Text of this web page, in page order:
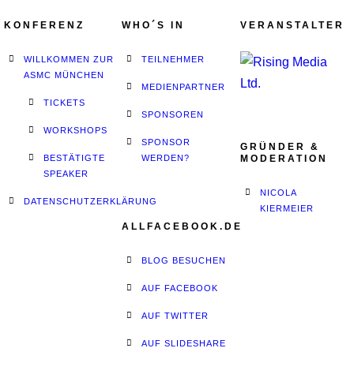
KONFERENZ
WILLKOMMEN ZUR
ASMC MÜNCHEN
TICKETS
WORKSHOPS
BESTÄTIGTE
SPEAKER
DATENSCHUTZERKLÄRUNG
WHO´S IN
TEILNEHMER
MEDIENPARTNER
SPONSOREN
SPONSOR
WERDEN?
ALLFACEBOOK.DE
BLOG BESUCHEN
AUF FACEBOOK
AUF TWITTER
AUF SLIDESHARE
VERANSTALTER
GRÜNDER &
MODERATION
NICOLA
KIERMEIER